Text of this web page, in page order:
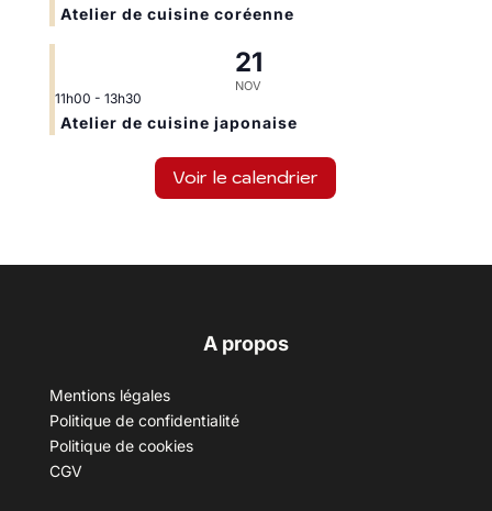
Atelier de cuisine coréenne
21
NOV
11h00 - 13h30
Atelier de cuisine japonaise
Voir le calendrier
A propos
Mentions légales
Politique de confidentialité
Politique de cookies
CGV